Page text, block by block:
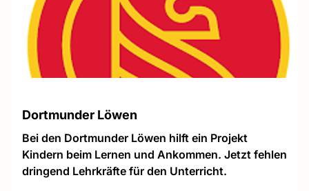
Dortmunder Löwen
Bei den Dortmunder Löwen hilft ein Projekt
Kindern beim Lernen und Ankommen. Jetzt fehlen
dringend Lehrkräfte für den Unterricht.